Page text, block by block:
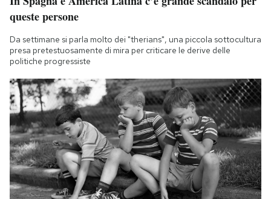
queste persone
Da settimane si parla molto dei "therians", una piccola sottocultura
presa pretestuosamente di mira per criticare le derive delle
politiche progressiste